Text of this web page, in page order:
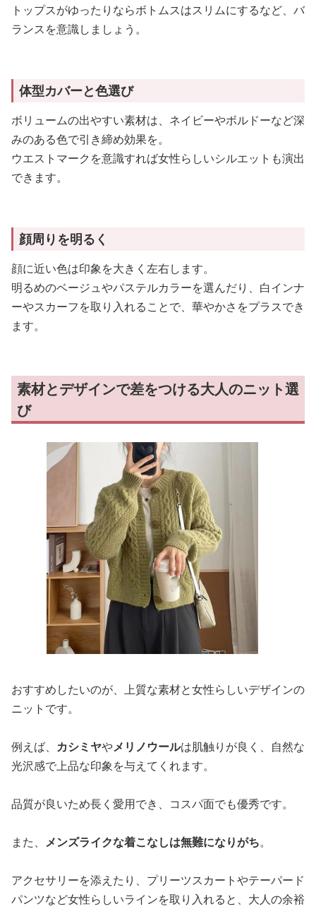
トップスがゆったりならボトムスはスリムにするなど、バ
ランスを意識しましょう。
体型カバーと色選び
ボリュームの出やすい素材は、ネイビーやボルドーなど深
みのある色で引き締め効果を。
ウエストマークを意識すれば女性らしいシルエットも演出
できます。
顔周りを明るく
顔に近い色は印象を大きく左右します。
明るめのベージュやパステルカラーを選んだり、白インナ
ーやスカーフを取り入れることで、華やかさをプラスでき
ます。
素材とデザインで差をつける大人のニット選
び
おすすめしたいのが、上質な素材と女性らしいデザインの
ニットです。
例えば、 カシミヤやメリノウールは肌触りが良く、自然な
光沢感で上品な印象を与えてくれます。
品質が良いため長く愛用でき、コスパ面でも優秀です。
また、 メンズライクな着こなしは無難になりがち。
アクセサリーを添えたり、プリーツスカートやテーパード
パンツなど女性らしいラインを取り入れると、大人の余裕